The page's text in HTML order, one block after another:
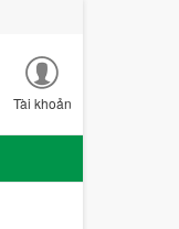
Tài khoản